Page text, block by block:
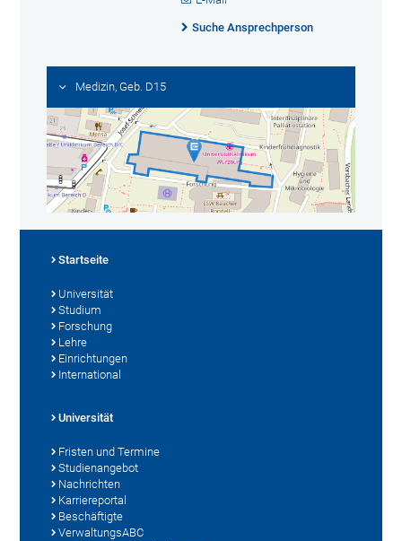
Suche Ansprechperson
Medizin, Geb. D15
Startseite
Universität
Studium
Forschung
Lehre
Einrichtungen
International
Universität
Fristen und Termine
Studienangebot
Nachrichten
Karriereportal
Beschäftigte
VerwaltungsABC